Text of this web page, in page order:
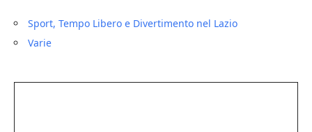
Sport, Tempo Libero e Divertimento nel Lazio
Varie